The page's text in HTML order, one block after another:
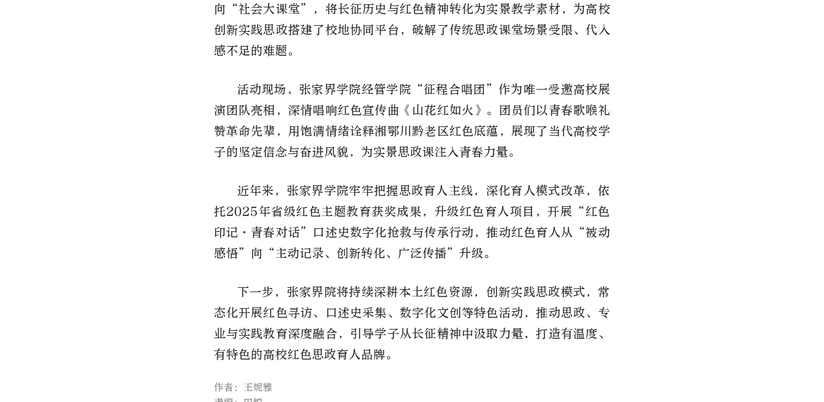
向“社会大课堂”，将长征历史与红色精神转化为实景教学素材，为高校
创新实践思政搭建了校地协同平台，破解了传统思政课堂场景受限、代入
感不足的难题。
活动现场，张家界学院经管学院“征程合唱团”作为唯一受邀高校展
演团队亮相，深情唱响红色宣传曲《山花红如火》。团员们以青春歌喉礼
赞革命先辈，用饱满情绪诠释湘鄂川黔老区红色底蕴，展现了当代高校学
子的坚定信念与奋进风貌，为实景思政课注入青春力量。
近年来，张家界学院牢牢把握思政育人主线，深化育人模式改革，依
托2025年省级红色主题教育获奖成果，升级红色育人项目，开展“红色
印记·青春对话”口述史数字化抢救与传承行动，推动红色育人从“被动
感悟”向“主动记录、创新转化、广泛传播”升级。
下一步，张家界院将持续深耕本土红色资源，创新实践思政模式，常
态化开展红色寻访、口述史采集、数字化文创等特色活动，推动思政、专
业与实践教育深度融合，引导学子从长征精神中汲取力量，打造有温度、
有特色的高校红色思政育人品牌。
作者：王妮雅